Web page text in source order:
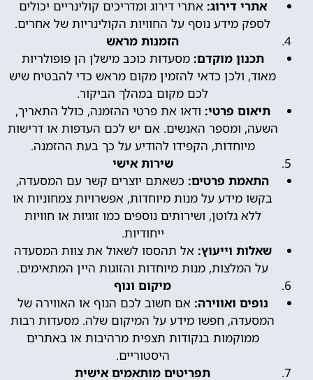
אתרי דירוג: אתרי דירוג ומדריכים קולינריים יכולים
לספק מידע נוסף על החוויות הקולינריות של אחרים.
הזמנות מראש
תכנון מוקדם: מסעדות כוכב מישלן הן פופולריות
מאוד, ולכן כדאי להזמין מקום מראש כדי להבטיח שיש
לכם מקום במהלך הביקור.
תיאום פרטי: ודאו את פרטי ההזמנה, כולל התאריך,
השעה, ומספר האנשים. אם יש לכם העדפות או דרישות
מיוחדות, הקפידו להודיע על כך בעת ההזמנה.
שירות אישי
התאמת פרטים: כשאתם יוצרים קשר עם המסעדה,
בקשו מידע על מנות מיוחדות, אפשרויות צמחוניות או
ללא גלוטן, ושירותים נוספים כמו זוגיות או חוויות
ייחודיות.
שאלות וייעוץ: אל תהססו לשאול את צוות המסעדה
על המלצות, מנות מיוחדות והזוגות היין המתאימים.
מיקום ונוף
נופים ואווירה: אם חשוב לכם הנוף או האווירה של
המסעדה, חפשו מידע על המיקום שלה. מסעדות רבות
ממוקמות בנקודות תצפית מרהיבות או באתרים
היסטוריים.
תפריטים מותאמים אישית